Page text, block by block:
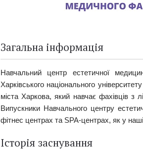
Загальна інформація
Навчальний центр естетичної
Харківського національного
міста Харкова, який навчаϵ фахівців з
Випускники Навчального центру
фітнес центрах та SPA-центрах, як у
Історія заснування